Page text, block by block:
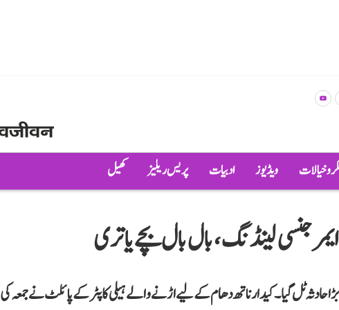
و خیالات ویڈیوز ادبیات پریس ریلیز کھیل
ایمرجنسی لینڈنگ، بال بال بچے یاتری
حادثہ ٹل گیا۔ کیدارناتھ دھام کے لیے اڑنے والے ہیلی کاپٹر کے پائلٹ نے جمعہ کی